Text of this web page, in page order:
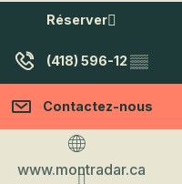
Réserver
(418) 596-12 ▒▒
Contactez-nous
www.montradar.ca